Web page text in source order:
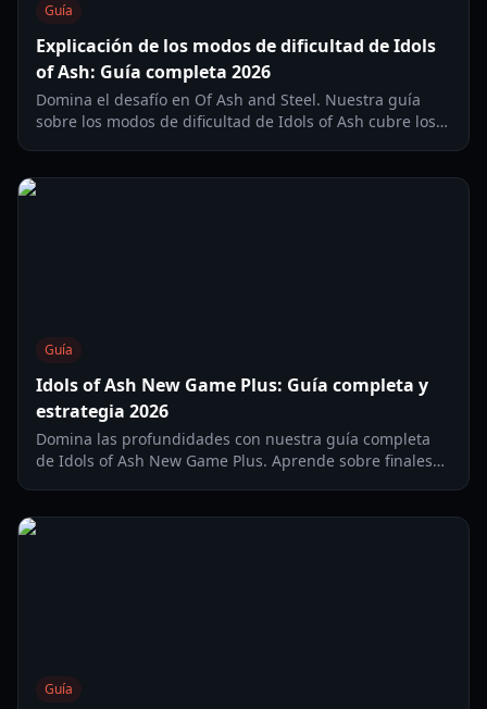
Guía
Explicación de los modos de dificultad de Idols
of Ash: Guía completa 2026
Domina el desafío en Of Ash and Steel. Nuestra guía
sobre los modos de dificultad de Idols of Ash cubre los
Guía
Idols of Ash New Game Plus: Guía completa y
estrategia 2026
Domina las profundidades con nuestra guía completa
de Idols of Ash New Game Plus. Aprende sobre finales
Guía